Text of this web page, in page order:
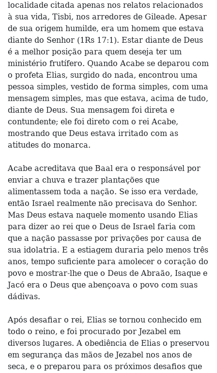
localidade citada apenas nos relatos relacionados
à sua vida, Tisbi, nos arredores de Gileade. Apesar
de sua origem humilde, era um homem que estava
diante do Senhor (1Rs 17:1). Estar diante de Deus
é a melhor posição para quem deseja ter um
ministério frutífero. Quando Acabe se deparou com
o profeta Elias, surgido do nada, encontrou uma
pessoa simples, vestido de forma simples, com uma
mensagem simples, mas que estava, acima de tudo,
diante de Deus. Sua mensagem foi direta e
contundente; ele foi direto com o rei Acabe,
mostrando que Deus estava irritado com as
atitudes do monarca.
Acabe acreditava que Baal era o responsável por
enviar a chuva e trazer plantações que
alimentassem toda a nação. Se isso era verdade,
então Israel realmente não precisava do Senhor.
Mas Deus estava naquele momento usando Elias
para dizer ao rei que o Deus de Israel faria com
que a nação passasse por privações por causa de
sua idolatria. E a estiagem duraria pelo menos três
anos, tempo suficiente para amolecer o coração do
povo e mostrar-lhe que o Deus de Abraão, Isaque e
Jacó era o Deus que abençoava o povo com suas
dádivas.
Após desafiar o rei, Elias se tornou conhecido em
todo o reino, e foi procurado por Jezabel em
diversos lugares. A obediência de Elias o preservou
em segurança das mãos de Jezabel nos anos de
seca, e o preparou para os próximos desafios que